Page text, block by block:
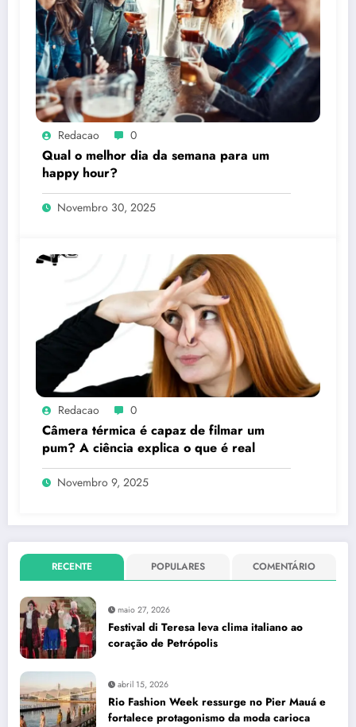
Redacao 0
Qual o melhor dia da semana para um
happy hour?
Novembro 30, 2025
Redacao 0
Câmera térmica é capaz de filmar um
pum? A ciência explica o que é real
Novembro 9, 2025
RECENTE POPULARES COMENTÁRIO
maio 27, 2026
Festival di Teresa leva clima italiano ao
coração de Petrópolis
abril 15, 2026
Rio Fashion Week ressurge no Pier Mauá e
fortalece protagonismo da moda carioca